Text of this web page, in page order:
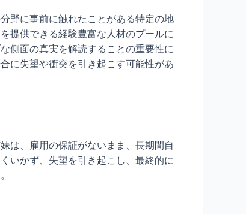
野に事前に触れたことがある特定の地
提供できる経験豊富な人材のプールに
側面の真実を解読することの重要性に
に失望や衝突を引き起こす可能性があ
は、雇用の保証がないまま、長期間自
いかず、失望を引き起こし、最終的に